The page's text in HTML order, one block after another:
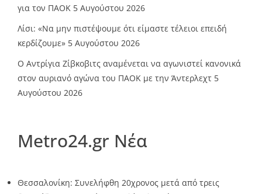
για τον ΠΑΟΚ 5 Αυγούστου 2026
Λίσι: «Να μην πιστέψουμε ότι είμαστε τέλειοι επειδή
κερδίζουμε» 5 Αυγούστου 2026
Ο Αντρίγια Ζίβκοβιτς αναμένεται να αγωνιστεί κανονικά
στον αυριανό αγώνα του ΠΑΟΚ με την Άντερλεχτ 5
Αυγούστου 2026
Metro24.gr Νέα
Θεσσαλονίκη: Συνελήφθη 20χρονος μετά από τρεις